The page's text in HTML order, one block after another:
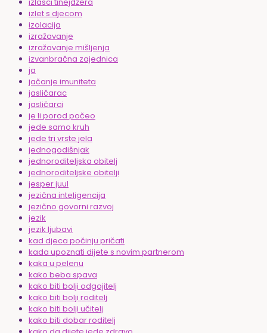
izlet s djecom
izolacija
izražavanje
izražavanje mišljenja
izvanbračna zajednica
ja
jačanje imuniteta
jasličarac
jasličarci
je li porod počeo
jede samo kruh
jede tri vrste jela
jednogodišnjak
jednoroditeljska obitelj
jednoroditeljske obitelji
jesper juul
jezična inteligencija
jezično govorni razvoj
jezik
jezik ljubavi
kad djeca počinju pričati
kada upoznati dijete s novim partnerom
kaka u pelenu
kako beba spava
kako biti bolji odgojitelj
kako biti bolji roditelj
kako biti bolji učitelj
kako biti dobar roditelj